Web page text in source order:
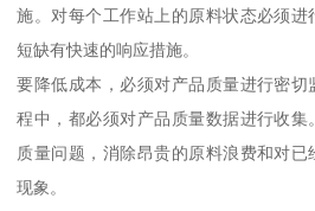
施。对每个工作站上的原料状态必须
短缺有快速的响应措施。
要降低成本，必须对产品质量进行密
程中，都必须对产品质量数据进行收
质量问题，消除昂贵的原料浪费和对
现象。